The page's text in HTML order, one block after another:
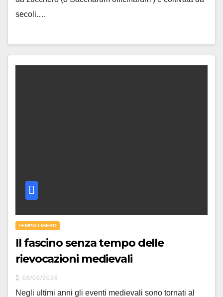
secoli.…
TEMPO LIBERO
Il fascino senza tempo delle
rievocazioni medievali
08/05/2026
Negli ultimi anni gli eventi medievali sono tornati al